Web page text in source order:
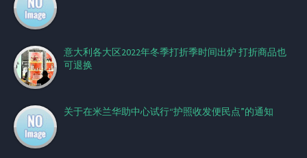
意大利各大区2022年冬季打折季时间出炉 打折商品也
可退换
关于在米兰华助中心试行“护照收发便民点”的通知